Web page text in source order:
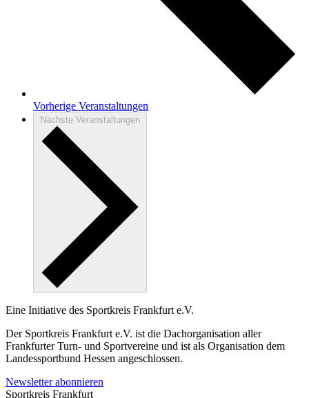
Vorherige Veranstaltungen
Nächste Veranstaltungen
Eine Initiative des Sportkreis Frankfurt e.V.
Der Sportkreis Frankfurt e.V. ist die Dachorganisation aller
Frankfurter Turn- und Sportvereine und ist als Organisation dem
Landessportbund Hessen angeschlossen.
Newsletter abonnieren
Sportkreis Frankfurt